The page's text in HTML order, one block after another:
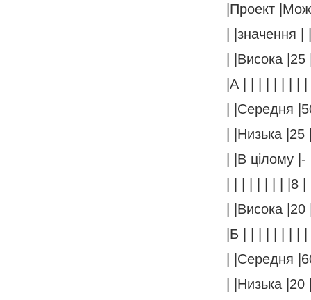
|Проект
| |значення
| |Висока
|А | | | | | | | | |
| |Середня
| |Низька
| |В цілому
| | | | | | | | |8 |
| |Висока
|Б | | | | | | | | |
| |Середня
| |Низька